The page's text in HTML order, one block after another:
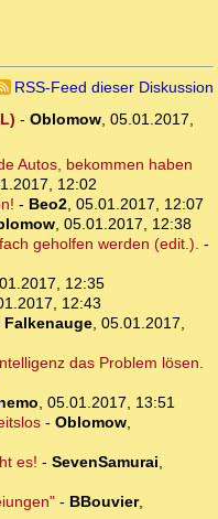
RSS-Feed dieser Diskussion
- Oblomow, 05.01.2017,
Autos, bekommen haben
12:02
- Beo2, 05.01.2017, 12:07
, 05.01.2017, 12:38
geholfen werden (edit.). -
12:35
12:43
Falkenauge, 05.01.2017,
das Problem lösen.
, 05.01.2017, 13:51
- Oblomow,
es! - SevenSamurai,
- BBouvier,